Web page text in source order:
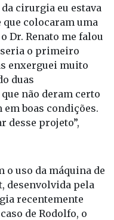
cirurgia eu estava
colocaram uma
Dr. Renato me falou
seria o primeiro
enxerguei muito
duas
não deram certo
em boas condições.
desse projeto”,
o uso da máquina de
desenvolvida pela
recentemente
de Rodolfo, o